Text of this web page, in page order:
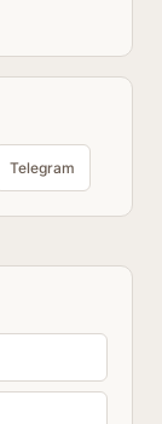
Telegram